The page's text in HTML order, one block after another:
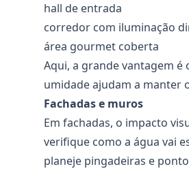
hall de entrada
corredor com iluminação
área gourmet coberta
Aqui, a grande vantagem
umidade ajudam a manter
Fachadas e muros
Em fachadas, o impacto
verifique como a água vai
planeje pingadeiras e